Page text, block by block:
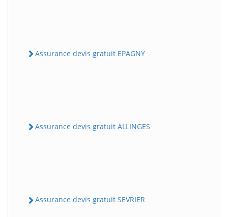
Assurance devis gratuit EPAGNY
Assurance devis gratuit ALLINGES
Assurance devis gratuit SEVRIER